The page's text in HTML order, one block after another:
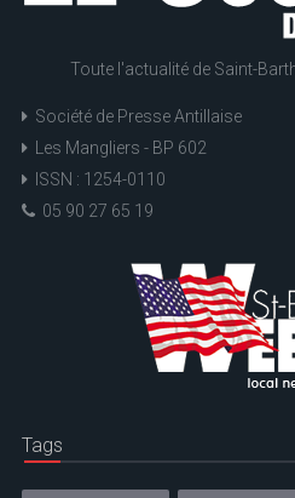
Toute l'actualité de Saint-
Société de Presse Antillaise
Les Mangliers - BP 602
ISSN : 1254-0110
05 90 27 65 19
Tags